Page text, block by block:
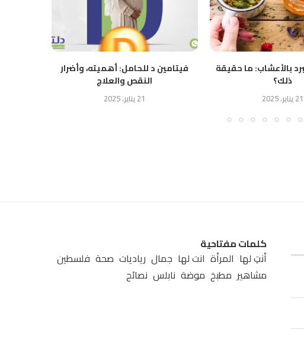
بالأعشاب: ما حقيقة
ذلك؟
21 يناير، 2025
فيتامين د للحامل: أهميته، وأضرار
النقص والعلاج
21 يناير، 2025
كلمات مفتاحية
أنتِ لها المرأة انت لها جمال رياديات صحة فلسطين
مشاهير مطبخ موضة نابلس نصائح